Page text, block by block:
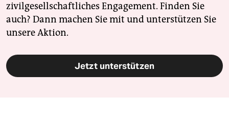
zivilgesellschaftliches Engagement. Finden Sie
auch? Dann machen Sie mit und unterstützen Sie
unsere Aktion.
Jetzt unterstützen